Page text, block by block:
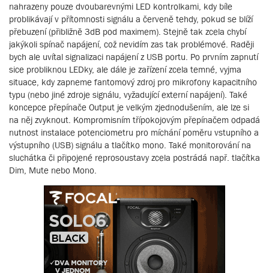
nahrazeny pouze dvoubarevnými LED kontrolkami, kdy bíle
problikávají v přítomnosti signálu a červeně tehdy, pokud se blíží
přebuzení (přibližně 3dB pod maximem). Stejně tak zcela chybí
jakýkoli spínač napájení, což nevidím zas tak problémové. Raději
bych ale uvítal signalizaci napájení z USB portu. Po prvním zapnutí
sice probliknou LEDky, ale dále je zařízení zcela temné, vyjma
situace, kdy zapneme fantomový zdroj pro mikrofony kapacitního
typu (nebo jiné zdroje signálu, vyžadující externí napájení). Také
koncepce přepínače Output je velkým zjednodušením, ale lze si
na něj zvyknout. Kompromisním třípokojovým přepínačem odpadá
nutnost instalace potenciometru pro míchání poměru vstupního a
výstupního (USB) signálu a tlačítko mono. Také monitorování na
sluchátka či připojené reprosoustavy zcela postrádá např. tlačítka
Dim, Mute nebo Mono.